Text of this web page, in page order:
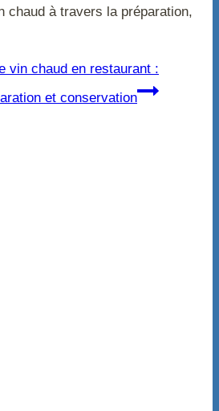
chaud à travers la préparation,
vin chaud en restaurant :
et conservation